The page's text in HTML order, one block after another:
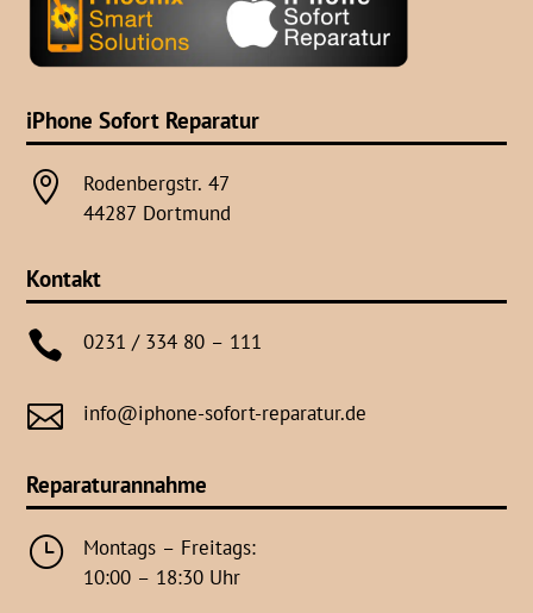
iPhone Sofort Reparatur

Rodenbergstr. 47
44287 Dortmund
Kontakt
 0231 / 334 80 – 111
 info@iphone-sofort-reparatur.de
Reparaturannahme
}
Montags – Freitags:
10:00 – 18:30 Uhr